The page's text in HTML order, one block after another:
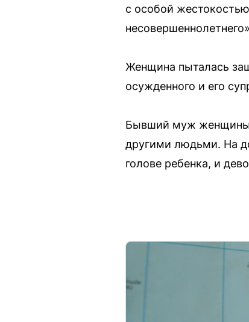
с особой
Женщина пыталась
осужденного и его
Бывший муж женщины
другими людьми. На
голове ребенка, и